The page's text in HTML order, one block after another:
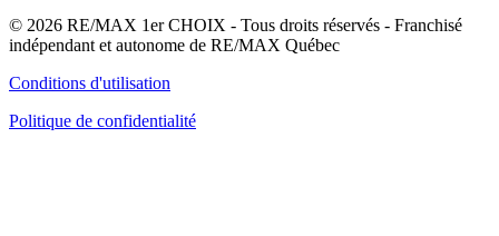
© 2026 RE/MAX 1er CHOIX - Tous droits réservés - Franchisé
indépendant et autonome de RE/MAX Québec
Conditions d'utilisation
Politique de confidentialité